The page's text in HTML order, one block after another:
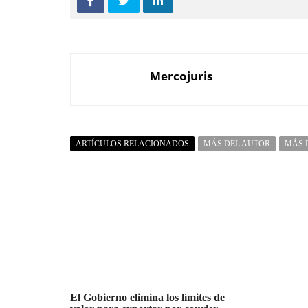
Mercojuris
ARTÍCULOS RELACIONADOS MÁS DEL AUTOR MÁS
El Gobierno elimina los límites de